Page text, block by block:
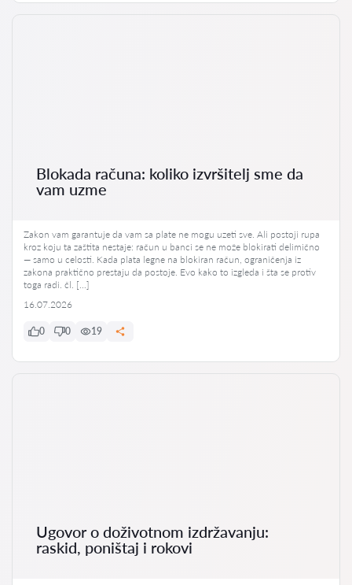
Blokada računa: koliko izvršitelj sme da
vam uzme
Zakon vam garantuje da vam sa plate ne mogu uzeti sve. Ali postoji rupa
kroz koju ta zaštita nestaje: račun u banci se ne može blokirati delimično
— samo u celosti. Kada plata legne na blokiran račun, ograničenja iz
zakona praktično prestaju da postoje. Evo kako to izgleda i šta se protiv
toga radi. čl. […]
16.07.2026
0 0 19
Ugovor o doživotnom izdržavanju:
raskid, poništaj i rokovi